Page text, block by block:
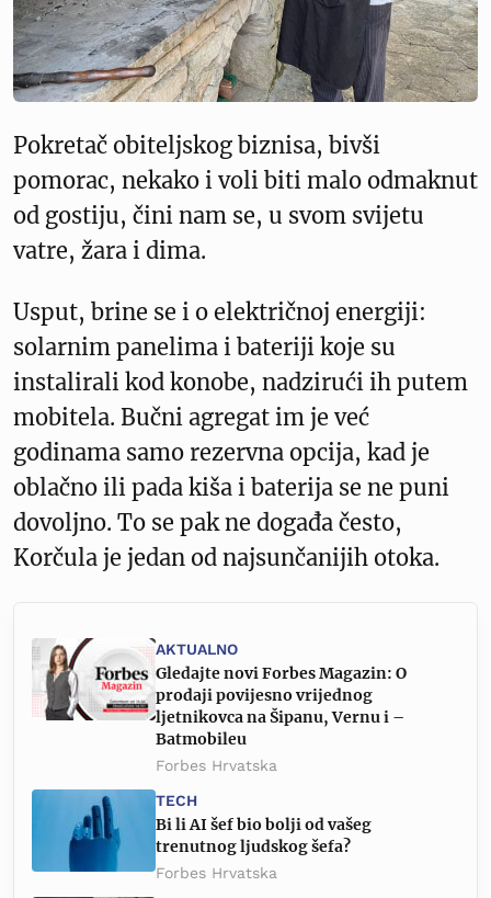
Pokretač obiteljskog biznisa, bivši
pomorac, nekako i voli biti malo odmaknut
od gostiju, čini nam se, u svom svijetu
vatre, žara i dima.
Usput, brine se i o električnoj energiji:
solarnim panelima i bateriji koje su
instalirali kod konobe, nadzirući ih putem
mobitela. Bučni agregat im je već
godinama samo rezervna opcija, kad je
oblačno ili pada kiša i baterija se ne puni
dovoljno. To se pak ne događa često,
Korčula je jedan od najsunčanijih otoka.
AKTUALNO
Gledajte novi Forbes Magazin: O
prodaji povijesno vrijednog
ljetnikovca na Šipanu, Vernu i –
Batmobileu
Forbes Hrvatska
TECH
Bi li AI šef bio bolji od vašeg
trenutnog ljudskog šefa?
Forbes Hrvatska